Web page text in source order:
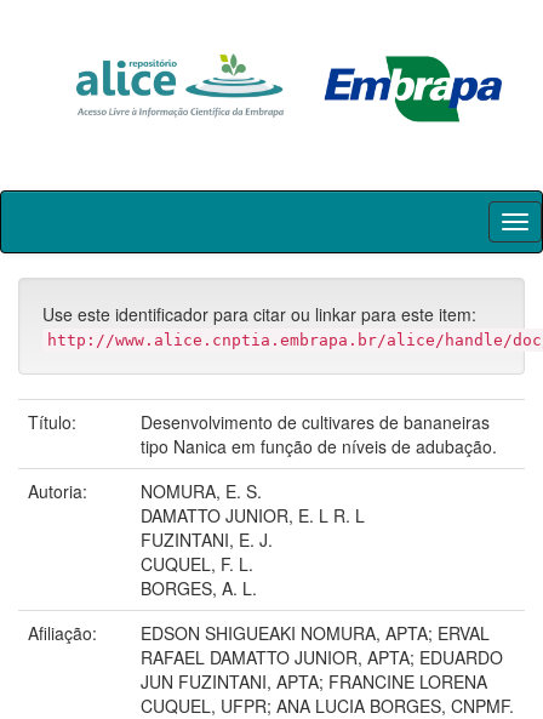
Skip
Use este identificador para citar ou linkar para este item:
http://www.alice.cnptia.embrapa.br/alice/handle/
Título:
Desenvolvimento de cultivares de bananeiras
tipo Nanica em função de níveis de adubação.
Autoria:
NOMURA, E. S.
DAMATTO JUNIOR, E. L R. L
FUZINTANI, E. J.
CUQUEL, F. L.
BORGES, A. L.
Afiliação:
EDSON SHIGUEAKI NOMURA, APTA; ERVAL
RAFAEL DAMATTO JUNIOR, APTA; EDUARDO
JUN FUZINTANI, APTA; FRANCINE LORENA
CUQUEL, UFPR; ANA LUCIA BORGES, CNPMF.